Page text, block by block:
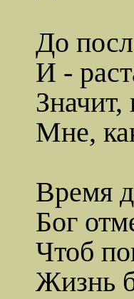
До
И -
Мне,
Время
Бог
Чтоб
Жизнь